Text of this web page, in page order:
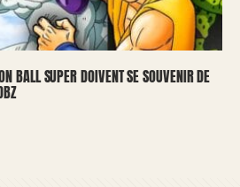
BALL SUPER DOIVENT SE SOUVENIR DE